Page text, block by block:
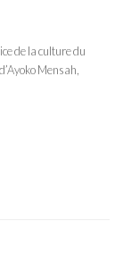
de la culture du
Mensah,